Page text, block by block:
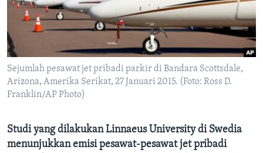
Sejumlah pesawat jet pribadi parkir di Bandara Scottsdale,
Arizona, Amerika Serikat, 27 Januari 2015. (Foto: Ross D.
Franklin/AP Photo)
Studi yang dilakukan Linnaeus University di Swedia
menunjukkan emisi pesawat-pesawat jet pribadi